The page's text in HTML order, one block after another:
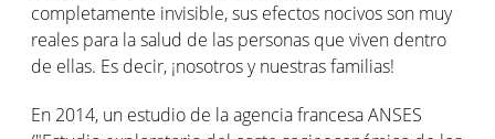
completamente invisible, sus efectos nocivos son muy
reales para la salud de las personas que viven dentro
de ellas. Es decir, ¡nosotros y nuestras familias!
En 2014, un estudio de la agencia francesa ANSES